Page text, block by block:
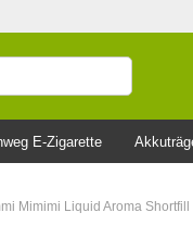
E-Zigarette
Mimimi Liquid Aroma Shortfill